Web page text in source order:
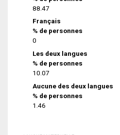
88.47
Français
% de personnes
0
Les deux langues
% de personnes
10.07
Aucune des deux langues
% de personnes
1.46